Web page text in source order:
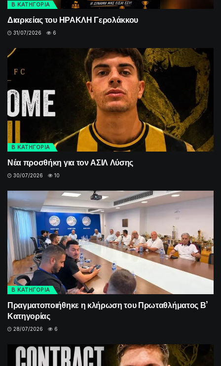
Β ΚΑΤΗΓΟΡΙΑ
Διαρκείας του ΗΡΑΚΛΗ Γερολάκκου
31/07/2026 6
Β ΚΑΤΗΓΟΡΙΑ
Νέα προσθήκη για τον ΑΣΙΛ Λύσης
30/07/2026 10
Β ΚΑΤΗΓΟΡΙΑ
Πραγματοποιήθηκε η κλήρωση του Πρωταθλήματος Β’
Κατηγορίας
28/07/2026 6